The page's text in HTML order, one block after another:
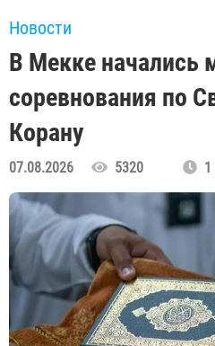
Новости
В Мекке
соревнования по
Корану
07.08.2026 5320 1